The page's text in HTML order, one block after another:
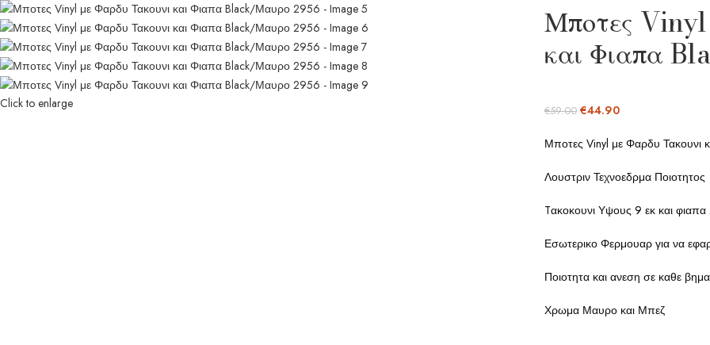
Click to enlarge
Μποτες
και Φιαπα
€59.00 €44.90
Μποτες Vinyl με Φαρδυ
Λουστριν Τεχνοεδρμα Ποιοτητος
Tακοκουνι Υψους 9 εκ και
Εσωτερικο Φερμουαρ για να
Ποιοτητα και ανεση σε καθε
Χρωμα Μαυρο και Μπεζ